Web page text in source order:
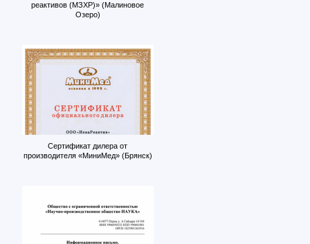
реактивов (МЗХР)» (Малиновое
Озеро)
Сертификат дилера от
производителя «МиниМед» (Брянск)